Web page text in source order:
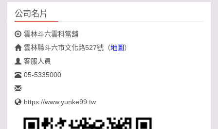
公司名片
雲林斗六雲科當舖
雲林縣斗六市文化路527號 （地圖）
客服人員
05-5335000
https://www.yunke99.tw